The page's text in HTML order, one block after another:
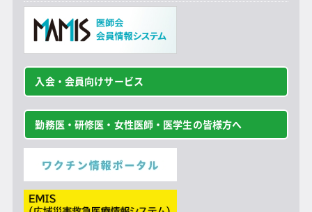
入会・会員向けサービス
勤務医・研修医・女性医師・医学生の皆様方へ